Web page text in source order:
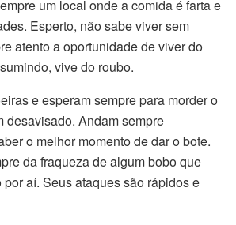
um local onde a comida é farta e
Esperto, não sabe viver sem
atento a oportunidade de viver do
vive do roubo.
e esperam sempre para morder o
desavisado. Andam sempre
o melhor momento de dar o bote.
da fraqueza de algum bobo que
aí. Seus ataques são rápidos e